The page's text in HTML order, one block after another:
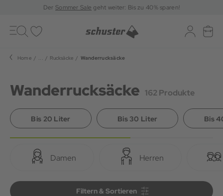
DerSommer Sale geht weiter: Bis zu 40% sparen!
Toggle
navigation
Home ... Rucksäcke Wanderrucksäcke
Wanderrucksäcke 162 Produkte
Bis 20 Liter Bis 30 Liter Bis
Damen Herren
Filtern & Sortieren
Filtern & Sortieren